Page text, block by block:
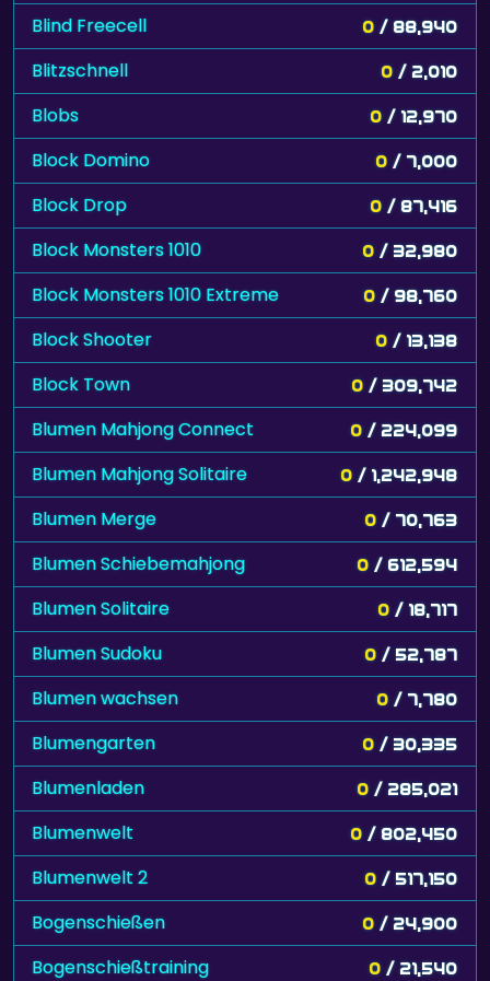
Blind Freecell 0 / 88,940
Blitzschnell 0 / 2,010
Blobs 0 / 12,970
Block Domino 0 / 7,000
Block Drop 0 / 87,416
Block Monsters 1010 0 / 32,980
Block Monsters 1010 Extreme 0 / 98,760
Block Shooter 0 / 13,138
Block Town 0 / 309,742
Blumen Mahjong Connect 0 / 224,099
Blumen Mahjong Solitaire 0 / 1,242,948
Blumen Merge 0 / 70,763
Blumen Schiebemahjong 0 / 612,594
Blumen Solitaire 0 / 18,717
Blumen Sudoku 0 / 52,787
Blumen wachsen 0 / 7,780
Blumengarten 0 / 30,335
Blumenladen 0 / 285,021
Blumenwelt 0 / 802,450
Blumenwelt 2 0 / 517,150
Bogenschießen 0 / 24,900
Bogenschießtraining 0 / 21,540